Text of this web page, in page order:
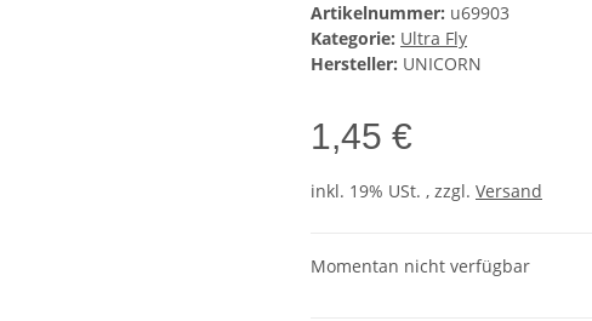
Artikelnummer: u69903
Kategorie: Ultra Fly
Hersteller: UNICORN
1,45 €
inkl. 19% USt. , zzgl. Versand
Momentan nicht verfügbar